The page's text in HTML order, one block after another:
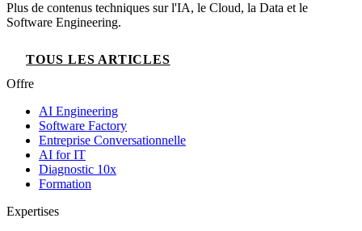
Plus de contenus techniques sur l'IA, le Cloud, la Data et le
Software Engineering.
TOUS LES ARTICLES
Offre
AI Engineering
Software Factory
Entreprise Conversationnelle
AI for IT
Diagnostic 10x
Formation
Expertises